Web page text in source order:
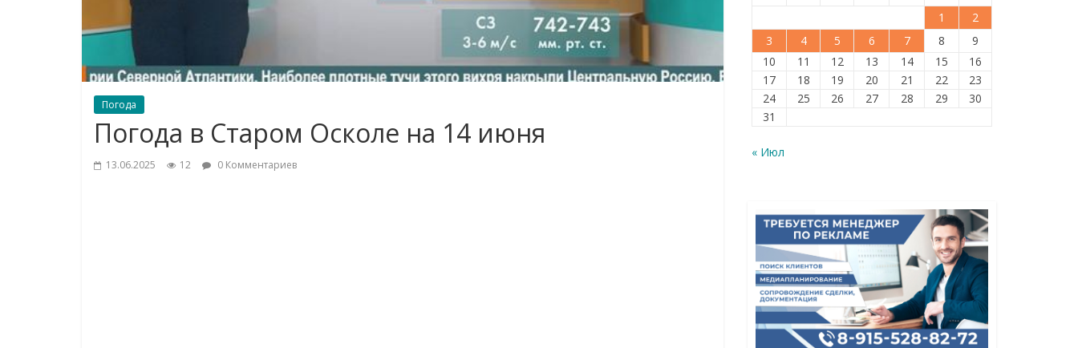
Погода
Погода в Старом Осколе на 14 июня
13.06.2025 12 0 Комментариев
1
2
3
4 5 6 7 8
9
10
11 12 13 14 15
16
17
18 19 20 21 22
23
24
25 26 27 28 29
30
31
« Июл